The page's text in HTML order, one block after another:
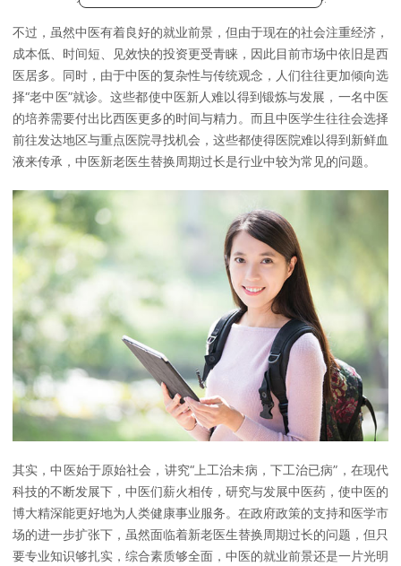
不过，虽然中医有着良好的就业前景，但由于现在的社会注重经济，
成本低、时间短、见效快的投资更受青睐，因此目前市场中依旧是西
医居多。同时，由于中医的复杂性与传统观念，人们往往更加倾向选
择“老中医”就诊。这些都使中医新人难以得到锻炼与发展，一名中医
的培养需要付出比西医更多的时间与精力。而且中医学生往往会选择
前往发达地区与重点医院寻找机会，这些都使得医院难以得到新鲜血
液来传承，中医新老医生替换周期过长是行业中较为常见的问题。
其实，中医始于原始社会，讲究“上工治未病，下工治已病”，在现代
科技的不断发展下，中医们薪火相传，研究与发展中医药，使中医的
博大精深能更好地为人类健康事业服务。在政府政策的支持和医学市
场的进一步扩张下，虽然面临着新老医生替换周期过长的问题，但只
要专业知识够扎实，综合素质够全面，中医的就业前景还是一片光明